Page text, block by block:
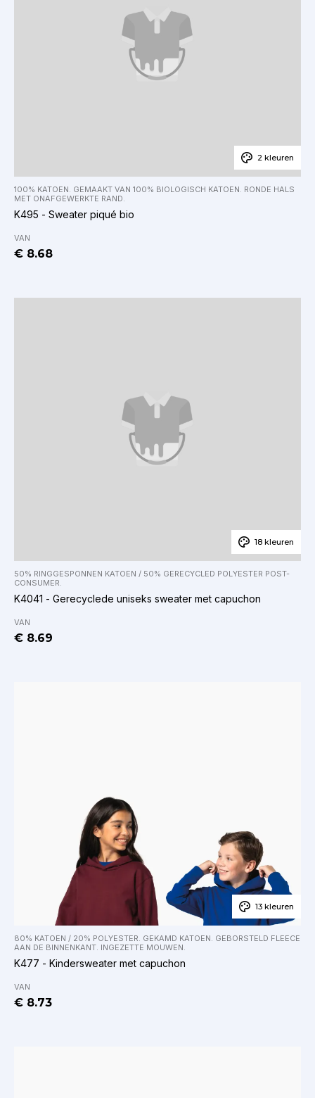
2 kleuren
100% KATOEN. GEMAAKT VAN 100% BIOLOGISCH KATOEN. RONDE HALS
MET ONAFGEWERKTE RAND.
K495 - Sweater piqué bio
VAN
€ 8.68
18 kleuren
50% RINGGESPONNEN KATOEN / 50% GERECYCLED POLYESTER POST-
CONSUMER.
K4041 - Gerecyclede uniseks sweater met capuchon
VAN
€ 8.69
13 kleuren
80% KATOEN / 20% POLYESTER. GEKAMD KATOEN. GEBORSTELD FLEECE
AAN DE BINNENKANT. INGEZETTE MOUWEN.
K477 - Kindersweater met capuchon
VAN
€ 8.73